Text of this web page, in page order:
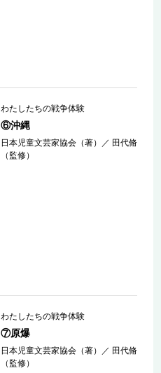
わたしたちの戦争体験
⑥沖縄
日本児童文芸家協会（著） ／ 田代脩
（監修）
わたしたちの戦争体験
⑦原爆
日本児童文芸家協会（著） ／ 田代脩
（監修）